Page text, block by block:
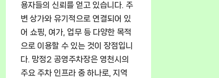
용자들의 신뢰를 얻고 있습니다. 주
변 상가와 유기적으로 연결되어 있
어 쇼핑, 여가, 업무 등 다양한 목적
으로 이용할 수 있는 것이 장점입니
다. 망정2 공영주차장은 영천시의
주요 주차 인프라 중 하나로, 지역